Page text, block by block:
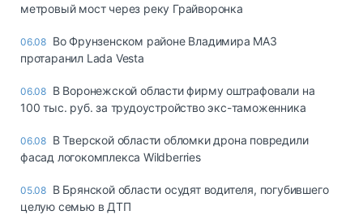
метровый мост через реку Грайворонка
06.08 Во Фрунзенском районе Владимира МАЗ
протаранил Lada Vesta
06.08 В Воронежской области фирму оштрафовали на
100 тыс. руб. за трудоустройство экс-таможенника
06.08 В Тверской области обломки дрона повредили
фасад логокомплекса Wildberries
05.08 В Брянской области осудят водителя, погубившего
целую семью в ДТП